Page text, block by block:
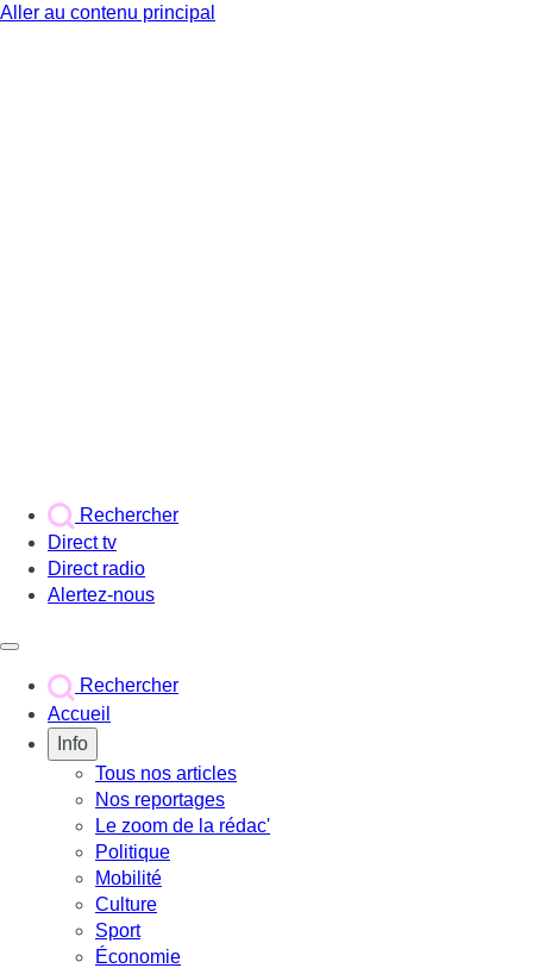
Aller au contenu principal
Rechercher
Direct tv
Direct radio
Alertez-nous
Rechercher
Accueil
Info
Tous nos articles
Nos reportages
Le zoom de la rédac'
Politique
Mobilité
Culture
Sport
Économie